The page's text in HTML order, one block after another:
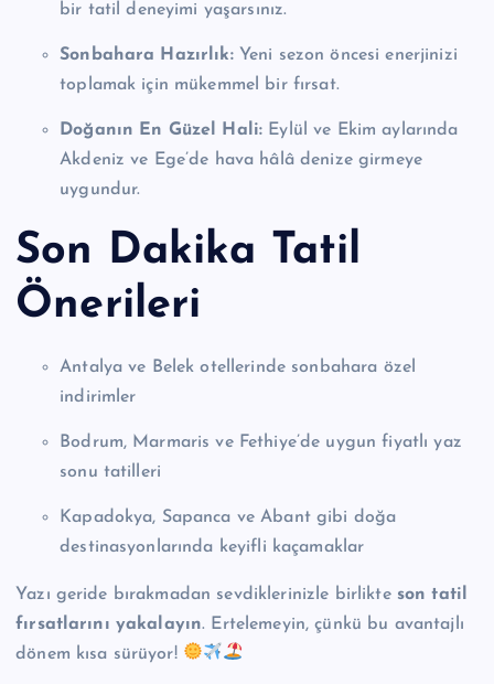
bir tatil deneyimi yaşarsınız.
Sonbahara Hazırlık:Yeni sezon öncesi enerjinizi
toplamak için mükemmel bir fırsat.
Doğanın En Güzel Hali: Eylül ve Ekim aylarında
Akdeniz ve Ege’de hava hâlâ denize girmeye
uygundur.
Son Dakika Tatil
Önerileri
Antalya ve Belek otellerinde sonbahara özel
indirimler
Bodrum, Marmaris ve Fethiye’de uygun fiyatlı yaz
sonu tatilleri
Kapadokya, Sapanca ve Abant gibi doğa
destinasyonlarında keyifli kaçamaklar
Yazı geride bırakmadan sevdiklerinizle birlikte son tatil
fırsatlarını yakalayın. Ertelemeyin, çünkü bu avantajlı
dönem kısa sürüyor!